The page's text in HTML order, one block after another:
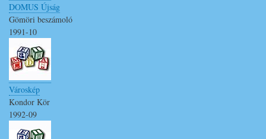
DOMUS Újság
Gömöri beszámoló
1991-10
Városkép
Kondor Kör
1992-09